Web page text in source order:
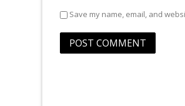
Save my name, email, and